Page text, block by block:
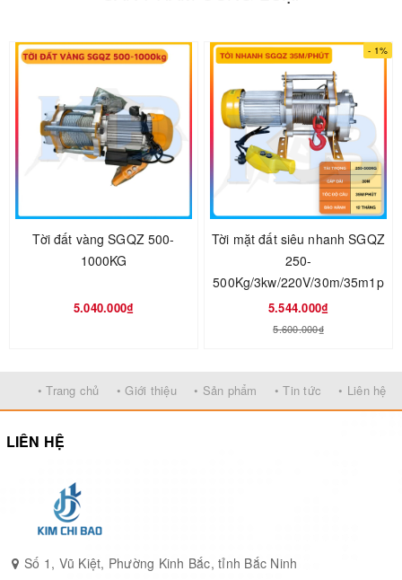
thiết kế kiểu dáng công nghiệp chắc chắn dễ mang vác và
lắp đặt. Khách hàng có thể đặt tời dưới mặt đất hoặc cố
định tời trên dầm.
Công suất máy tời mặt đất đỏ 500-1000KG mạnh mẽ, hoạt
Tời đất vàng SGQZ 500-
1000KG
5.040.000₫
- 1%
Tời mặt đất siêu nhanh SGQZ
250-
500Kg/3kw/220V/30m/35m1p
5.544.000₫
5.600.000₫
• Trang chủ • Giới thiệu • Sản phẩm • Tin tức • Liên hệ
LIÊN HỆ
Số 1, Vũ Kiệt, Phường Kinh Bắc, tỉnh Bắc Ninh